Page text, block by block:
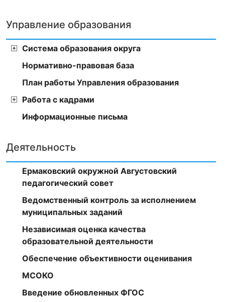
Управление образования
Система образования округа
Нормативно-правовая база
План работы Управления образования
Работа с кадрами
Информационные письма
Деятельность
Ермаковский окружной Августовский
педагогический совет
Ведомственный контроль за исполнением
муниципальных заданий
Независимая оценка качества
образовательной деятельности
Обеспечение объективности оценивания
МСОКО
Введение обновленных ФГОС